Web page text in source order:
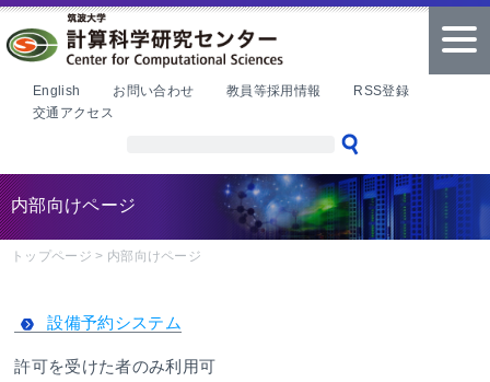
本文へ
English お問い合わせ 教員等採用情報
RSS登録
交通アクセス
内部向けページ
トップページ > 内部向けページ
設備予約システム
許可を受けた者のみ利用可